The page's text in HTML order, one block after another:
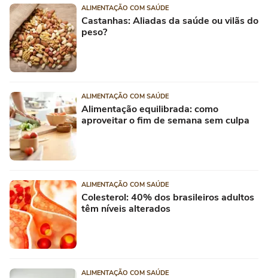
ALIMENTAÇÃO COM SAÚDE
Castanhas: Aliadas da saúde ou vilãs do
peso?
ALIMENTAÇÃO COM SAÚDE
Alimentação equilibrada: como
aproveitar o fim de semana sem culpa
ALIMENTAÇÃO COM SAÚDE
Colesterol: 40% dos brasileiros adultos
têm níveis alterados
ALIMENTAÇÃO COM SAÚDE